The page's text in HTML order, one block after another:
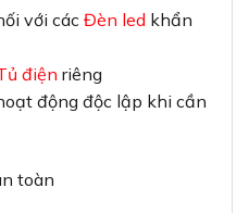
với các Đèn led khẩn
điện riêng
động độc lập khi cần